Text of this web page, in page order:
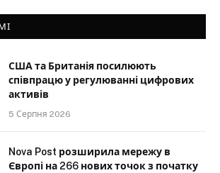
США та Британія посилюють
співпрацю у регулюванні цифрових
активів
5 Серпня 2026
Nova Post розширила мережу в
Європі на 266 нових точок з початку